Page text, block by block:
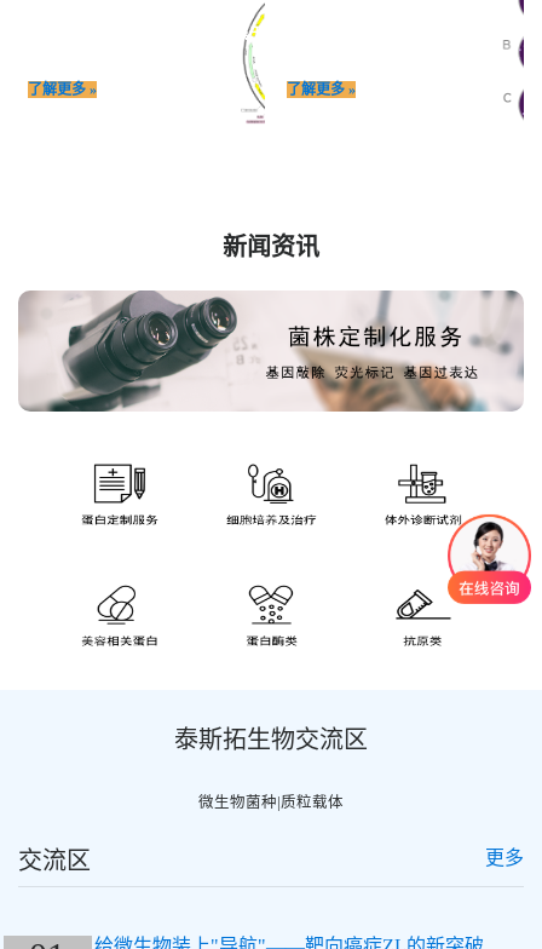
为基础发展起来的基因治疗载体,属于
了解更多 »
了解更多 »
新闻资讯
泰斯拓生物交流区
微生物菌种|质粒载体
交流区 更多